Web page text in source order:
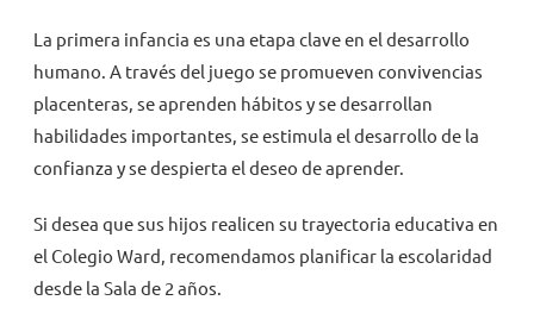
La primera infancia es una etapa clave en el desarrollo
humano. A través del juego se promueven convivencias
placenteras, se aprenden hábitos y se desarrollan
habilidades importantes, se estimula el desarrollo de la
confianza y se despierta el deseo de aprender.
Si desea que sus hijos realicen su trayectoria educativa en
el Colegio Ward, recomendamos planificar la escolaridad
desde la Sala de 2 años.